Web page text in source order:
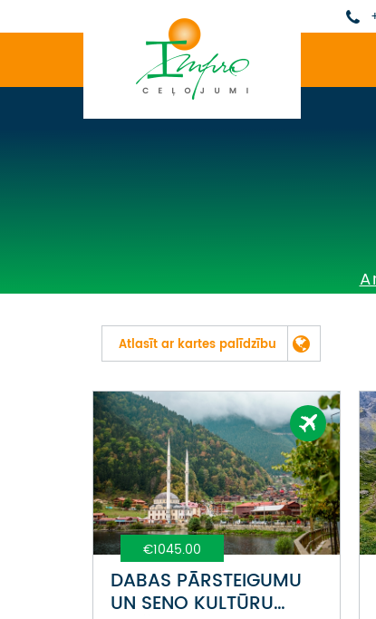
Atlasīt ar kartes palīdzību
€1045.00
DABAS PĀRSTEIGUMU
UN SENO KULTŪRU